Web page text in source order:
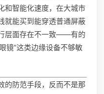
和智能化速度，在大城市
就能买到能穿透普通屏蔽
层面存在不一致——有的
镜”这类边缘设备不够敏
的防范手段，反而不是那